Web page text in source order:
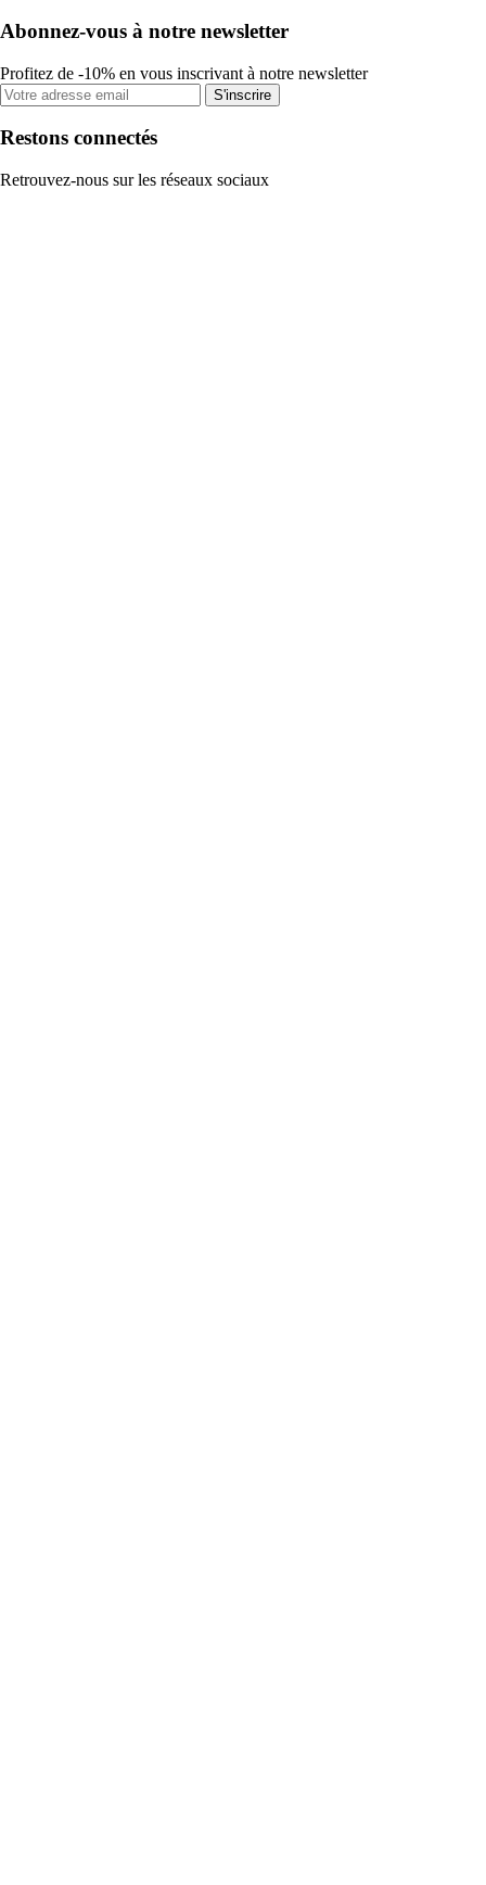
Abonnez-vous à notre newsletter
Profitez de -10% en vous inscrivant à notre newsletter
S'inscrire
Restons connectés
Retrouvez-nous sur les réseaux sociaux